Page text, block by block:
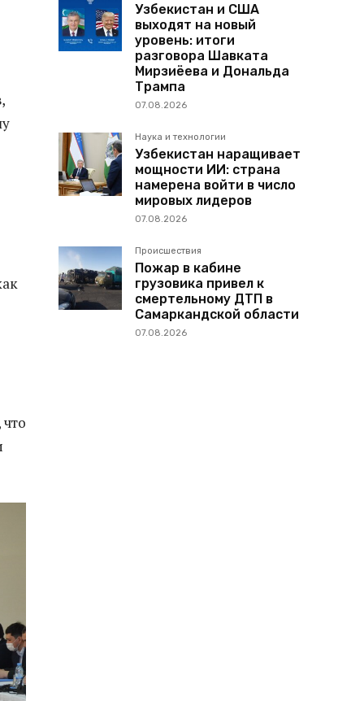
Узбекистан и США
выходят на новый
уровень: итоги
разговора Шавката
Мирзиёева и Дональда
Трампа
07.08.2026
Наука и технологии
Узбекистан наращивает
мощности ИИ: страна
намерена войти в число
мировых лидеров
07.08.2026
Происшествия
Пожар в кабине
грузовика привел к
смертельному ДТП в
Самаркандской области
07.08.2026